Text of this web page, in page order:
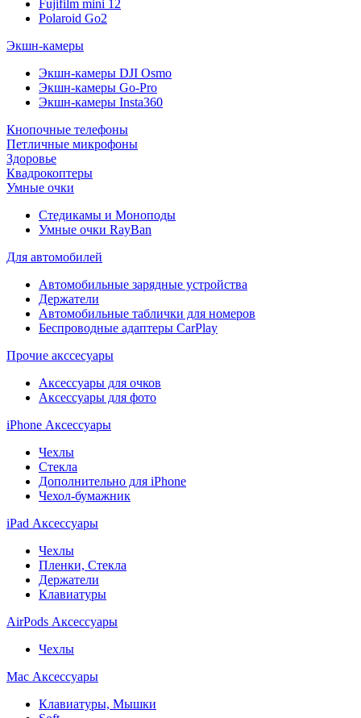
Fujifilm mini 12
Polaroid Go2
Экшн-камеры
Экшн-камеры DJI Osmo
Экшн-камеры Go-Pro
Экшн-камеры Insta360
Кнопочные телефоны
Петличные микрофоны
Здоровье
Квадрокоптеры
Умные очки
Стедикамы и Моноподы
Умные очки RayBan
Для автомобилей
Автомобильные зарядные устройства
Держатели
Автомобильные таблички для номеров
Беспроводные адаптеры CarPlay
Прочие акссесуары
Аксессуары для очков
Аксессуары для фото
iPhone Аксессуары
Чехлы
Стекла
Дополнительно для iPhone
Чехол-бумажник
iPad Аксессуары
Чехлы
Пленки, Стекла
Держатели
Клавиатуры
AirPods Аксессуары
Чехлы
Mac Аксессуары
Клавиатуры, Мышки